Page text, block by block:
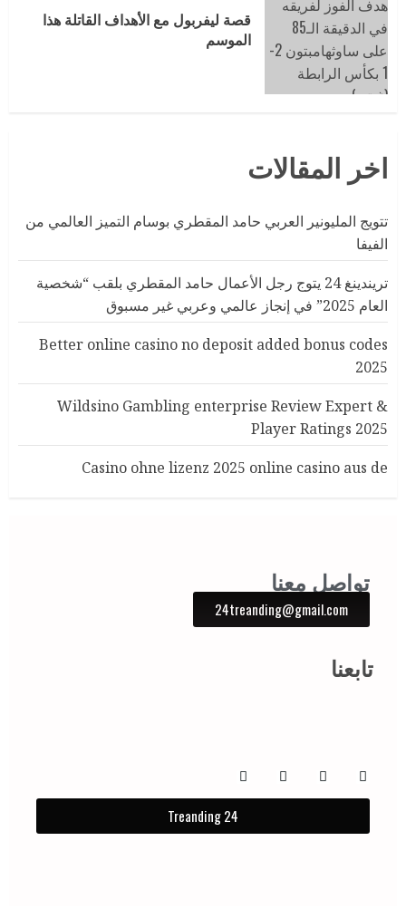
قصة ليفربول مع الأهداف القاتلة هذا
الموسم
اخر المقالات
تتويج المليونير العربي حامد المقطري بوسام التميز العالمي من
الفيفا
تريندينغ 24 يتوج رجل الأعمال حامد المقطري بلقب “شخصية
العام 2025” في إنجاز عالمي وعربي غير مسبوق
Better online casino no deposit added bonus codes
2025
Wildsino Gambling enterprise Review Expert &
Player Ratings 2025
Casino ohne lizenz 2025 online casino aus de
تواصل معنا
24treanding@gmail.com
تابعنا
Treanding 24